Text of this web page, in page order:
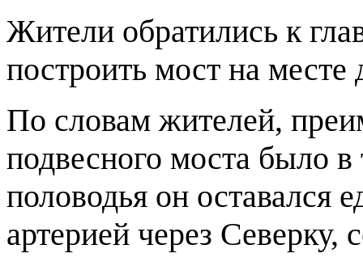
Жители обратились к
построить мост на
По словам жителей,
подвесного моста было в
половодья он оставался
артерией через